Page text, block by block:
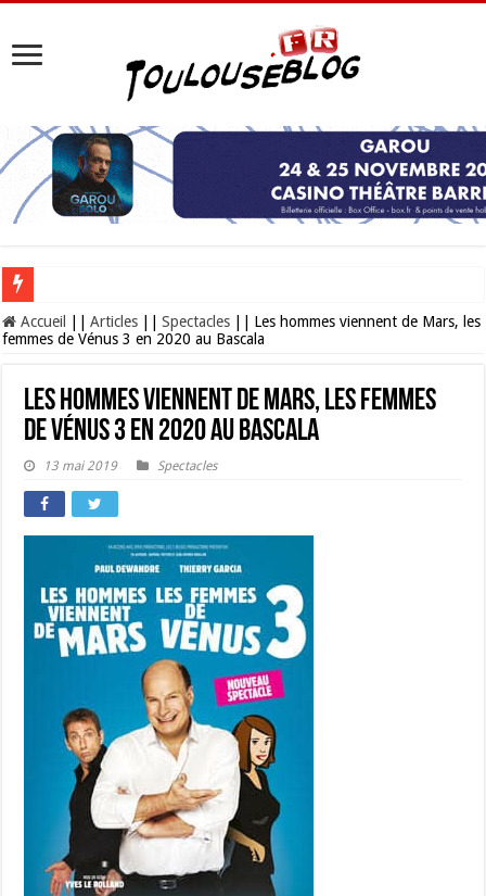
Les Nocturnes de la Cité de l’espace 2026 : l’événement incontournable de
Accueil Articles Spectacles
Les hommes viennent de Mars, les
femmes de Vénus 3 en 2020 au Bascala
Les hommes viennent de Mars, les femmes
de Vénus 3 en 2020 au Bascala
13 mai 2019 Spectacles